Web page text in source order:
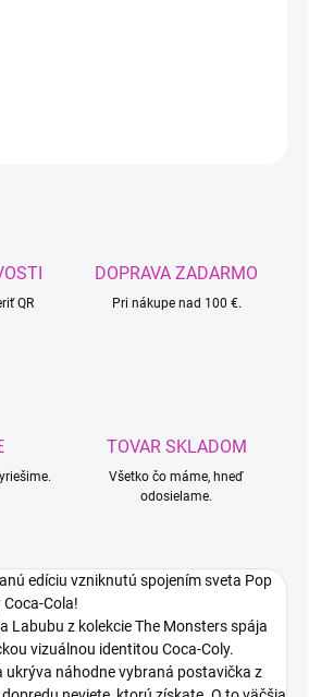
QR
DOPRAVA ZADARMO
Pri nákupe nad 100 €.
TOVAR SKLADOM
Všetko čo máme, hneď
odosielame.
edíciu vzniknutú spojením sveta Pop
Cola!
Labubu z kolekcie The Monsters spája
vizuálnou identitou Coca-Coly.
ukrýva náhodne vybraná postavička z